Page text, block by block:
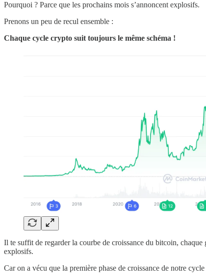
Pourquoi ? Parce que les prochains mois s’annoncent explosifs.
Prenons un peu de recul ensemble :
Chaque cycle crypto suit toujours le même schéma !
Il te suffit de regarder la courbe de croissance du bitcoin, chaque
explosifs.
Car on a vécu que la première phase de croissance de notre